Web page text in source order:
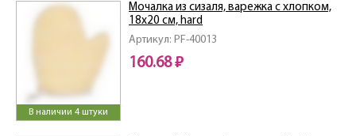
В наличии 4 штуки
Артикул: PF-40013
Мочалка из сизаля, варежка с хлопком,
18х20 см, hard
160.68 ₽